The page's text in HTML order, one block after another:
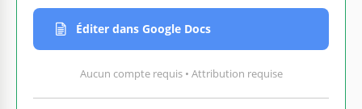
Éditer dans Google Docs
Aucun compte requis • Attribution requise